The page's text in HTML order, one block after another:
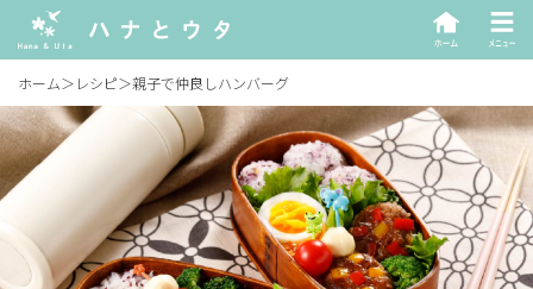
ホーム＞ レシピ＞親子で仲良しハンバーグ